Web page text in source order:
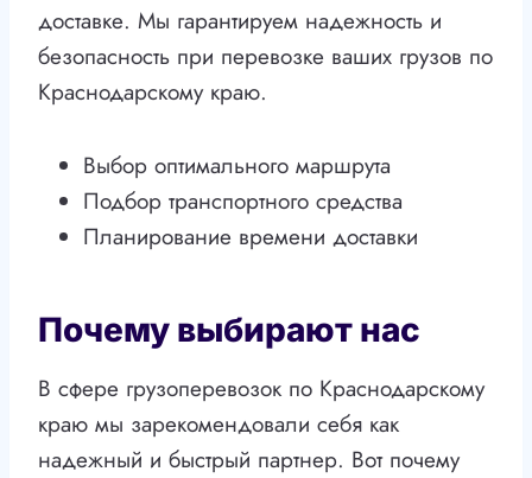
доставке. Мы гарантируем надежность и
безопасность при перевозке ваших грузов по
Краснодарскому краю.
Выбор оптимального маршрута
Подбор транспортного средства
Планирование времени доставки
Почему выбирают нас
В сфере грузоперевозок по Краснодарскому
краю мы зарекомендовали себя как
надежный и быстрый партнер. Вот почему